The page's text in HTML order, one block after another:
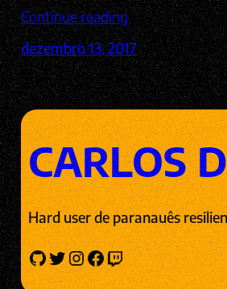
Continue reading
dezembro 13, 2017
CARLOS
Hard user de paranauês
GitHub Twitter InstagramFacebook Twitch